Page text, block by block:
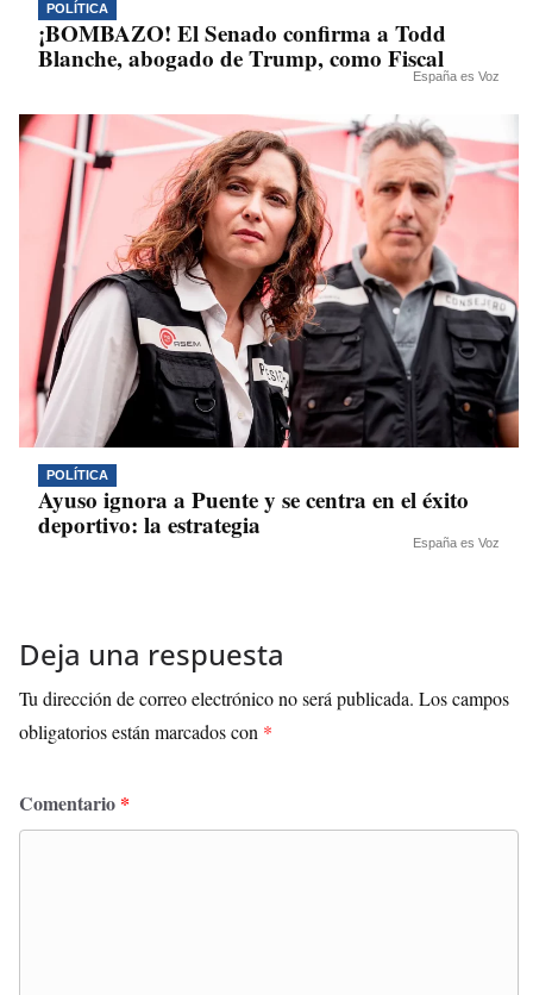
POLÍTICA
¡BOMBAZO! El Senado confirma a Todd
Blanche, abogado de Trump, como Fiscal
España es Voz
POLÍTICA
Ayuso ignora a Puente y se centra en el éxito
deportivo: la estrategia
España es Voz
Deja una respuesta
Tu dirección de correo electrónico no será publicada. Los campos
obligatorios están marcados con *
Comentario *